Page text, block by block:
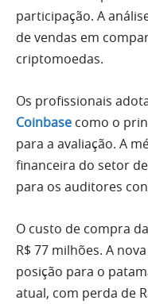
participação. A
de vendas em
criptomoedas.
Os profissionais
Coinbase como o
para a avaliação. A
financeira do setor
para os auditores
O custo de compra
R$ 77 milhões. A
posição para o
atual, com perda de